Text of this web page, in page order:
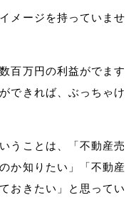
メージを持っていませ
百万円の利益がでます
できれば、ぶっちゃけ
うことは、「不動産売
か知りたい」「不動産
おきたい」と思ってい